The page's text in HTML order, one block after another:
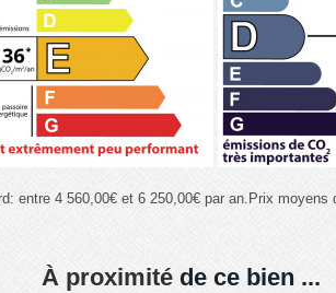
entre 4 560,00€ et 6 250,00€ par an.Prix
À proximitéde ce bien ...